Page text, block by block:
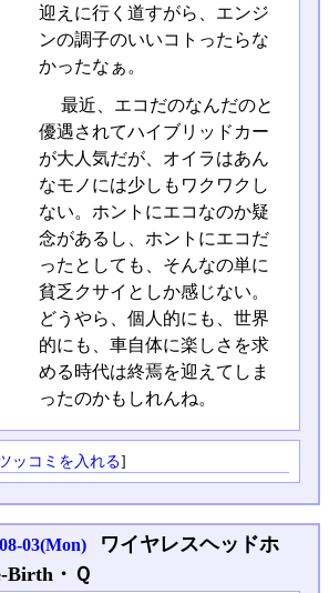
迎えに行く道すがら、エンジ
ンの調子のいいコトったらな
かったなぁ。
最近、エコだのなんだのと
優遇されてハイブリッドカー
が大人気だが、オイラはあん
なモノには少しもワクワクし
ない。ホントにエコなのか疑
念があるし、ホントにエコだ
ったとしても、そんなの単に
貧乏クサイとしか感じない。
どうやら、個人的にも、世界
的にも、車自体に楽しさを求
める時代は終焉を迎えてしま
ったのかもしれんね。
ッコミを入れる]
03(Mon)
ワイヤレスヘッドホ
Birth・Ｑ